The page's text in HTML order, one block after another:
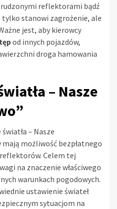
reflektorami bądź
tylko stanowi zagrożenie, ale
jest, aby kierowcy
od innych pojazdów,
droga hamowania
– Nasze
– Nasze
możliwość bezpłatnego
Celem tej
na znaczenie właściwego
warunkach pogodowych.
ustawienie świateł
sytuacjom na